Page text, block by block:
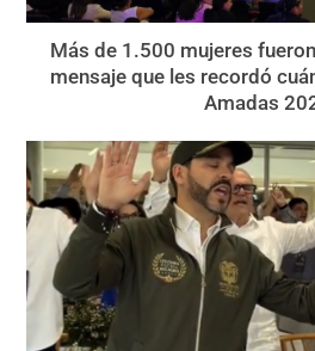
Más de 1.500 mujeres
mensaje que les recordó
Amadas